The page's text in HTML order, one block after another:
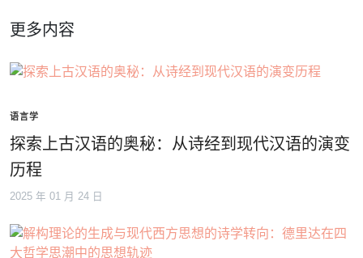
更多内容
语言学
探索上古汉语的奥秘：从诗经到现代汉语的演变
历程
2025 年 01 月 24 日